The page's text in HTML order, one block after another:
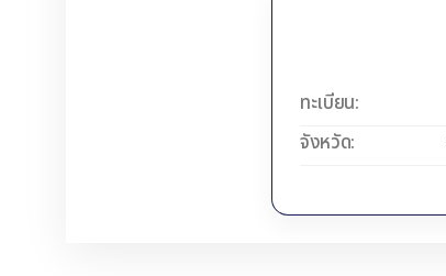
ทะเบียน:
จังหวัด: